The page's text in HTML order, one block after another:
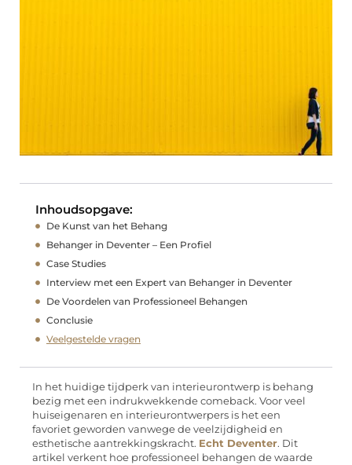
Inhoudsopgave:
De Kunst van het Behang
Behanger in Deventer – Een Profiel
Case Studies
Interview met een Expert van Behanger in Deventer
De Voordelen van Professioneel Behangen
Conclusie
Veelgestelde vragen
In het huidige tijdperk van interieurontwerp is behang
bezig met een indrukwekkende comeback. Voor veel
huiseigenaren en interieurontwerpers is het een
favoriet geworden vanwege de veelzijdigheid en
esthetische aantrekkingskracht. Echt Deventer. Dit
artikel verkent hoe professioneel behangen de waarde